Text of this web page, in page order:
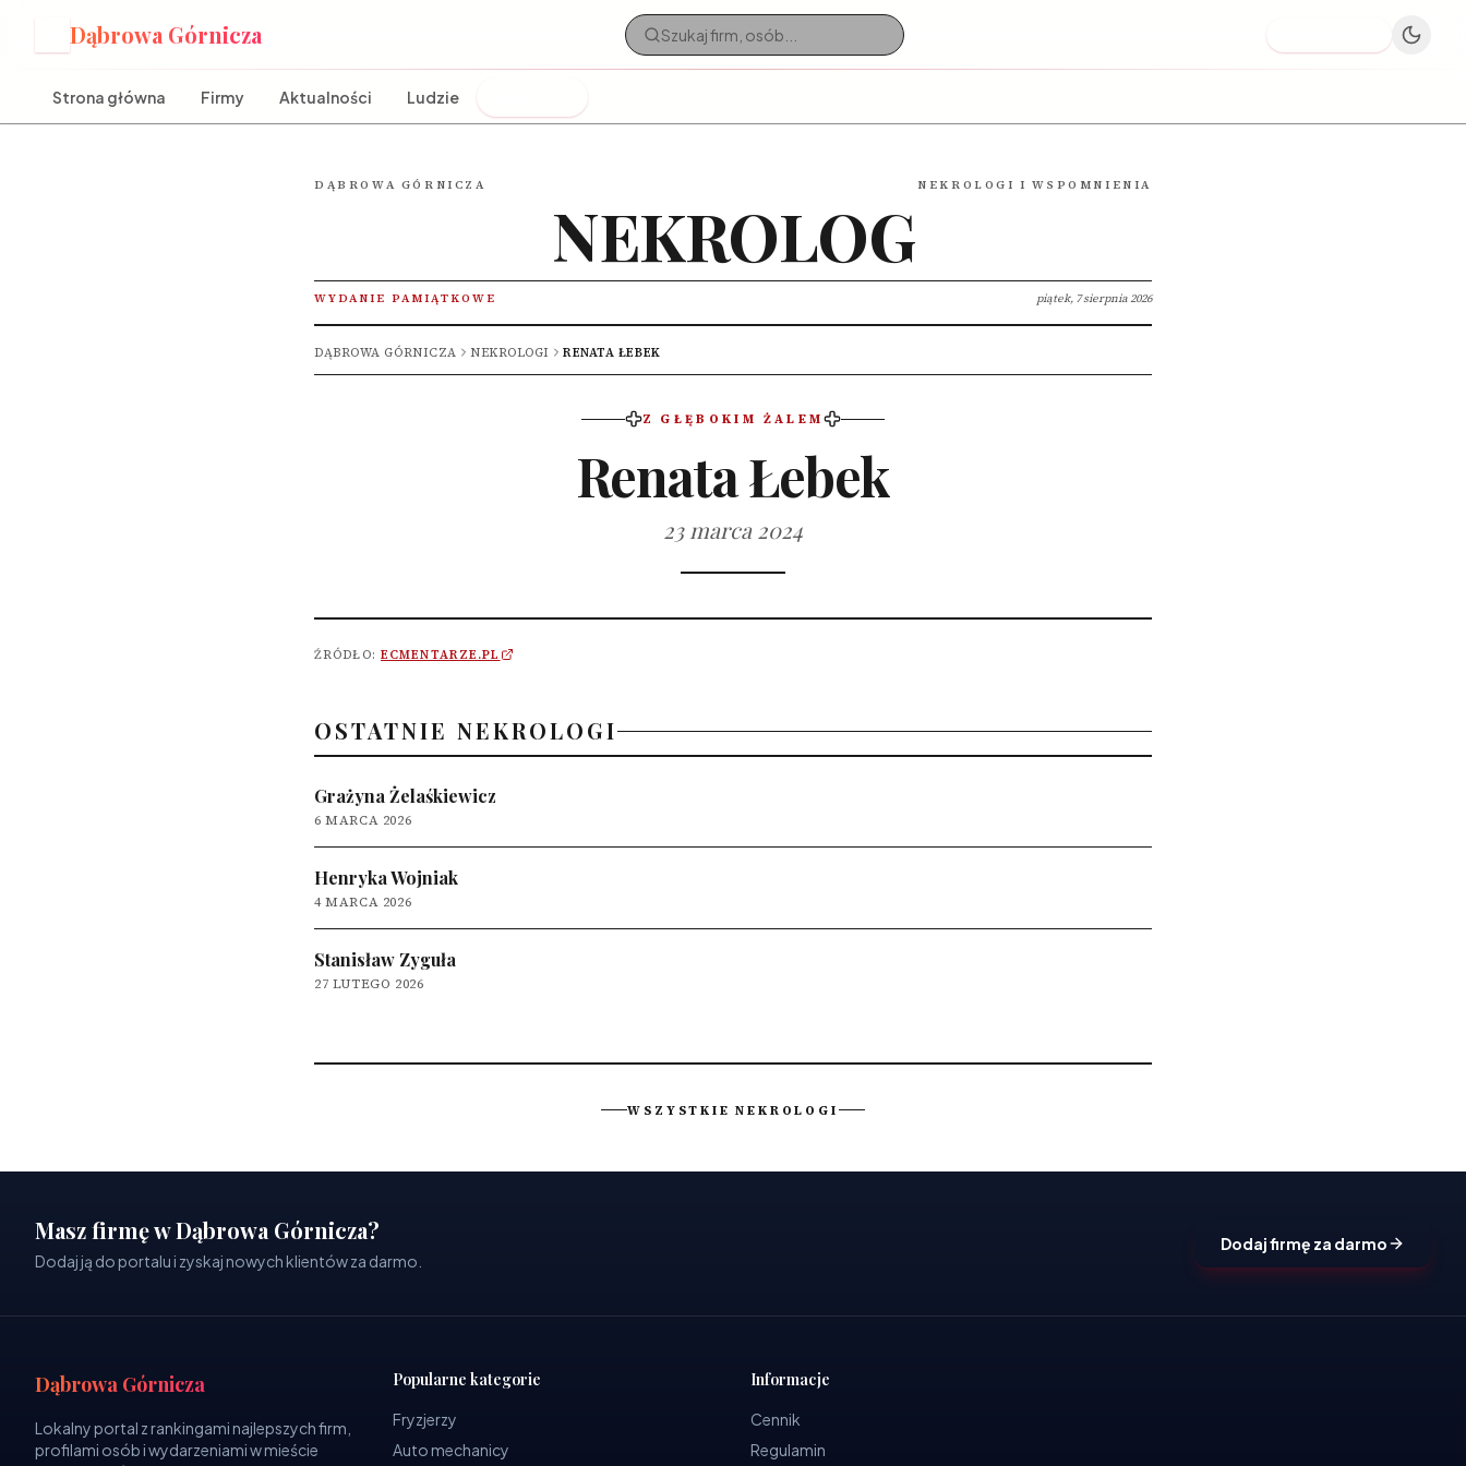
Dąbrowa Górnicza
Strona główna Firmy Aktualności Ludzie
DĄBROWA GÓRNICZA NEKROLOGI I WSPOMNIENIA
NEKROLOG
WYDANIE PAMIĄTKOWE piątek, 7 sierpnia 2026
DĄBROWA GÓRNICZA NEKROLOGI RENATA ŁEBEK
Z GŁĘBOKIM ŻALEM
Renata Łebek
23 marca 2024
ŹRÓDŁO: ECMENTARZE.PL
OSTATNIE NEKROLOGI
Grażyna Żelaśkiewicz
6 MARCA 2026
Henryka Wojniak
4 MARCA 2026
Stanisław Zyguła
27 LUTEGO 2026
WSZYSTKIE NEKROLOGI
Masz firmę w Dąbrowa Górnicza?
Dodaj ją do portalu i zyskaj nowych klientów za darmo.
Dodaj firmę za darmo
Dąbrowa Górnicza
Lokalny portal z rankingami najlepszych firm,
profilami osób i wydarzeniami w mieście
Popularne kategorie
Fryzjerzy
Auto mechanicy
Informacje
Cennik
Regulamin